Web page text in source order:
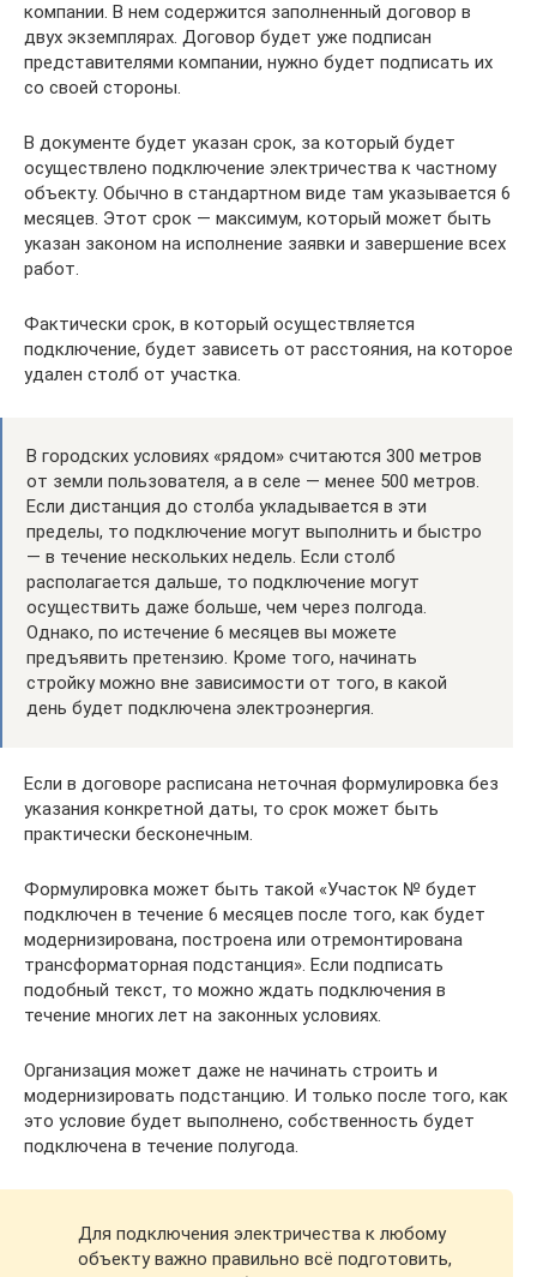
компании. В нем содержится заполненный договор в
двух экземплярах. Договор будет уже подписан
представителями компании, нужно будет подписать их
со своей стороны.
В документе будет указан срок, за который будет
осуществлено подключение электричества к частному
объекту. Обычно в стандартном виде там указывается 6
месяцев. Этот срок — максимум, который может быть
указан законом на исполнение заявки и завершение всех
работ.
Фактически срок, в который осуществляется
подключение, будет зависеть от расстояния, на которое
удален столб от участка.
В городских условиях «рядом» считаются 300 метров
от земли пользователя, а в селе — менее 500 метров.
Если дистанция до столба укладывается в эти
пределы, то подключение могут выполнить и быстро
— в течение нескольких недель. Если столб
располагается дальше, то подключение могут
осуществить даже больше, чем через полгода.
Однако, по истечение 6 месяцев вы можете
предъявить претензию. Кроме того, начинать
стройку можно вне зависимости от того, в какой
день будет подключена электроэнергия.
Если в договоре расписана неточная формулировка без
указания конкретной даты, то срок может быть
практически бесконечным.
Формулировка может быть такой «Участок № будет
подключен в течение 6 месяцев после того, как будет
модернизирована, построена или отремонтирована
трансформаторная подстанция». Если подписать
подобный текст, то можно ждать подключения в
течение многих лет на законных условиях.
Организация может даже не начинать строить и
модернизировать подстанцию. И только после того, как
это условие будет выполнено, собственность будет
подключена в течение полугода.
Для подключения электричества к любому
объекту важно правильно всё подготовить,